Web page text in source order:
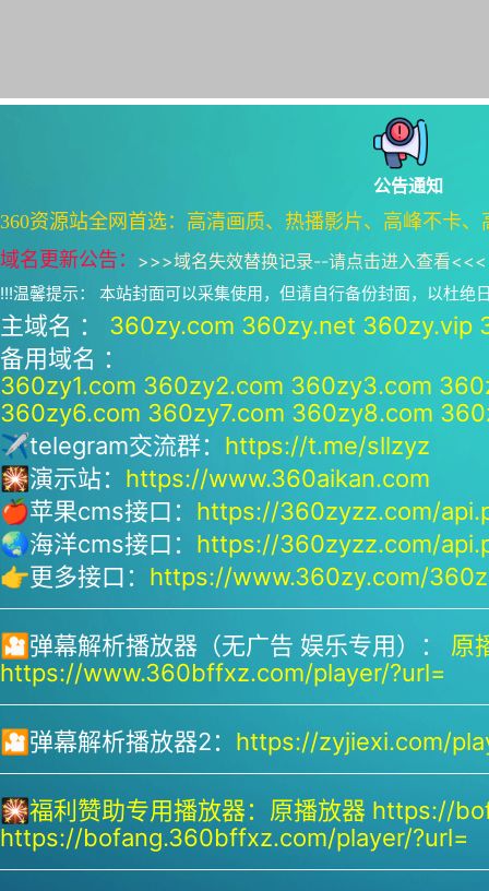
公告通知
360资源站全网首选：高清画质、热播影片、高峰不卡
域名更新公告： >>>域名失效替换记录--请点击进入查看<<<
!!!温馨提示： 本站封面可以采集使用，但请自行备份封面，以杜绝
主域名 ： 360zy.com 360zy.net 360zy.vip
备用域名 ：
360zy1.com 360zy2.com 360zy3.com
360zy6.com 360zy7.com 360zy8.com
✈telegram交流群： https://t.me/sllzyz
🎇演示站： https://www.360aikan.com
🍎苹果cms接口： https://360zyzz.com/
🌏海洋cms接口： https://360zyzz.com/
👉更多接口： https://www.360zy.com/
🎦弹幕解析播放器（无广告 娱乐专用）： 原
https://www.360bffxz.com/player/?url=
🎦弹幕解析播放器2： https://zyjiexi.com/
🎇福利赞助专用播放器： 原播放器 https://
https://bofang.360bffxz.com/player/?url=